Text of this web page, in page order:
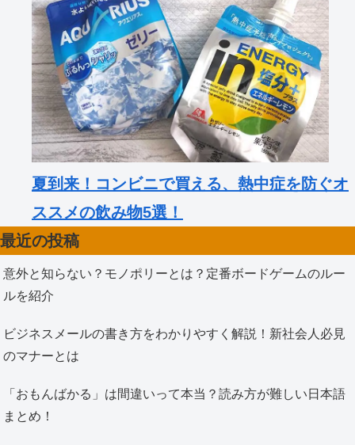
夏到来！コンビニで買える、熱中症を防ぐオ
ススメの飲み物5選！
最近の投稿
意外と知らない？モノポリーとは？定番ボードゲームのルー
ルを紹介
ビジネスメールの書き方をわかりやすく解説！新社会人必見
のマナーとは
「おもんばかる」は間違いって本当？読み方が難しい日本語
まとめ！